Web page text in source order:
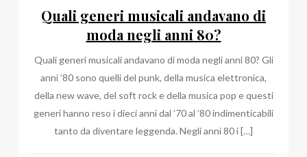
Quali generi musicali andavano di
moda negli anni 80?
Quali generi musicali andavano di moda negli anni 80? Gli
anni ’80 sono quelli del punk, della musica elettronica,
della new wave, del soft rock e della musica pop e questi
generi hanno reso i dieci anni dal ’70 al ’80 indimenticabili
tanto da diventare leggenda. Negli anni 80 i […]